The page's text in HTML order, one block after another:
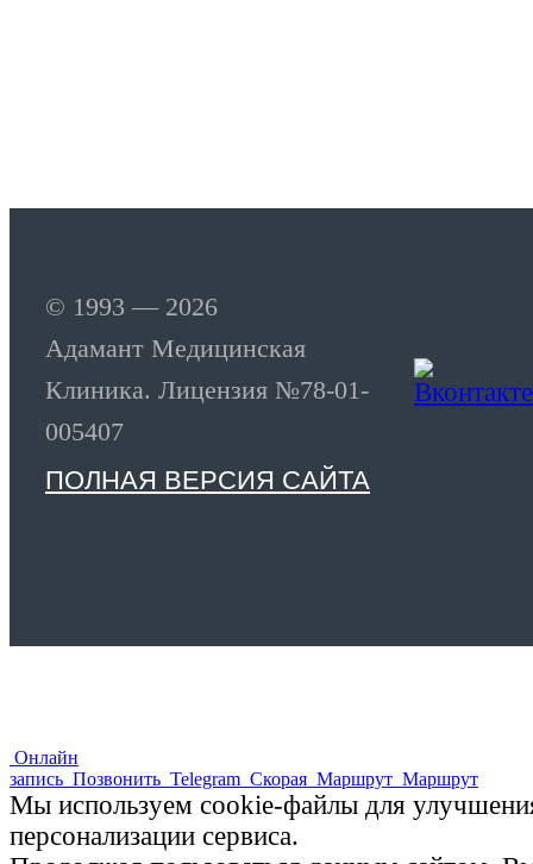
© 1993 — 2026
Адамант Медицинская
Клиника. Лицензия №78-01-
005407
ПОЛНАЯ ВЕРСИЯ САЙТА
Онлайн
запись Позвонить Telegram Скорая Маршрут Маршрут
Мы используем cookie-файлы для
персонализации сервиса.